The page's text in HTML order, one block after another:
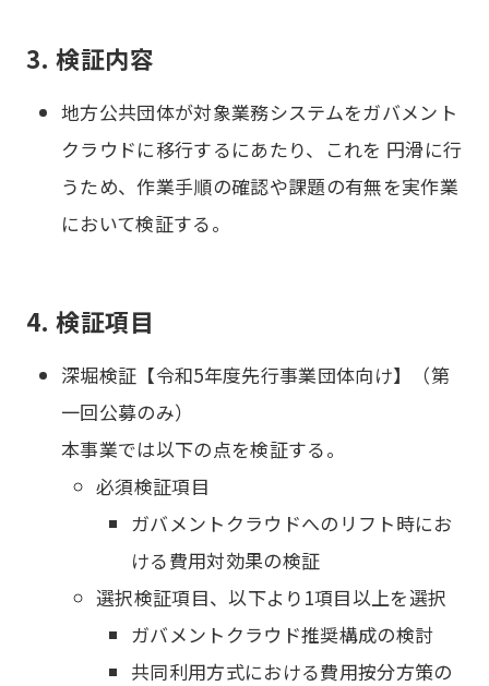
3. 検証内容
地方公共団体が対象業務システムをガバメント
クラウドに移行するにあたり、これを 円滑に行
うため、作業手順の確認や課題の有無を実作業
において検証する。
4. 検証項目
深堀検証【令和5年度先行事業団体向け】（第
一回公募のみ）
本事業では以下の点を検証する。
必須検証項目
ガバメントクラウドへのリフト時にお
ける費用対効果の検証
選択検証項目、以下より1項目以上を選択
ガバメントクラウド推奨構成の検討
共同利用方式における費用按分方策の